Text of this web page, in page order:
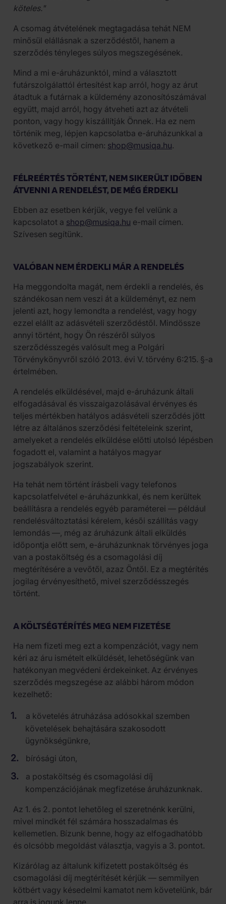
köteles."
A csomag átvételének megtagadása tehát NEM
minősül elállásnak a szerződéstől, hanem a
szerződés tényleges súlyos megszegésének.
Mind a mi e-áruházunktól, mind a választott
futárszolgálattól értesítést kap arról, hogy az árut
átadtuk a futárnak a küldemény azonosítószámával
együtt, majd arról, hogy átveheti azt az átvételi
ponton, vagy hogy kiszállítják Önnek. Ha ez nem
történik meg, lépjen kapcsolatba e-áruházunkkal a
következő e-mail címen: shop@musiqa.hu.
FÉLREÉRTÉS TÖRTÉNT, NEM SIKERÜLT IDŐBEN
ÁTVENNI A RENDELÉST, DE MÉG ÉRDEKLI
Ebben az esetben kérjük, vegye fel velünk a
kapcsolatot a shop@musiqa.hu e-mail címen.
Szívesen segítünk.
VALÓBAN NEM ÉRDEKLI MÁR A RENDELÉS
Ha meggondolta magát, nem érdekli a rendelés, és
szándékosan nem veszi át a küldeményt, ez nem
jelenti azt, hogy lemondta a rendelést, vagy hogy
ezzel elállt az adásvételi szerződéstől. Mindössze
annyi történt, hogy Ön részéről súlyos
szerződésszegés valósult meg a Polgári
Törvénykönyvről szóló 2013. évi V. törvény 6:215. §-a
értelmében.
A rendelés elküldésével, majd e-áruházunk általi
elfogadásával és visszaigazolásával érvényes és
teljes mértékben hatályos adásvételi szerződés jött
létre az általános szerződési feltételeink szerint,
amelyeket a rendelés elküldése előtti utolsó lépésben
fogadott el, valamint a hatályos magyar
jogszabályok szerint.
Ha tehát nem történt írásbeli vagy telefonos
kapcsolatfelvétel e-áruházunkkal, és nem kerültek
beállításra a rendelés egyéb paraméterei — például
rendelésváltoztatási kérelem, késői szállítás vagy
lemondás —, még az áruházunk általi elküldés
időpontja előtt sem, e-áruházunknak törvényes joga
van a postaköltség és a csomagolási díj
megtérítésére a vevőtől, azaz Öntől. Ez a megtérítés
jogilag érvényesíthető, mivel szerződésszegés
történt.
A KÖLTSÉGTÉRÍTÉS MEG NEM FIZETÉSE
Ha nem fizeti meg ezt a kompenzációt, vagy nem
kéri az áru ismételt elküldését, lehetőségünk van
hatékonyan megvédeni érdekeinket. Az érvényes
szerződés megszegése az alábbi három módon
kezelhető:
a követelés átruházása adósokkal szemben
követelések behajtására szakosodott
ügynökségünkre,
bírósági úton,
a postaköltség és csomagolási díj
kompenzációjának megfizetése áruházunknak.
Az 1. és 2. pontot lehetőleg el szeretnénk kerülni,
mivel mindkét fél számára hosszadalmas és
kellemetlen. Bízunk benne, hogy az elfogadhatóbb
és olcsóbb megoldást választja, vagyis a 3. pontot.
Kizárólag az általunk kifizetett postaköltség és
csomagolási díj megtérítését kérjük — semmilyen
kötbért vagy késedelmi kamatot nem követelünk, bár
arra is jogunk lenne.